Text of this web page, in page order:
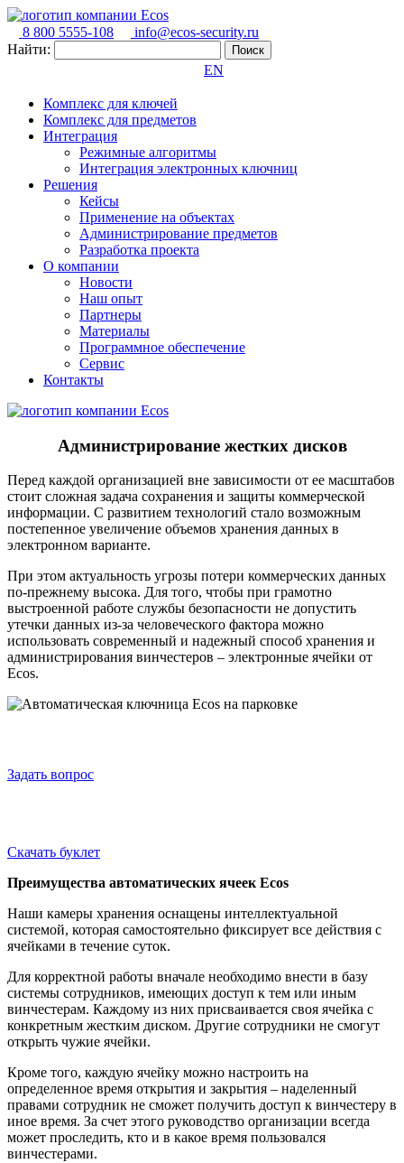
8 800 5555-108
info@ecos-security.ru
Найти:
EN
Комплекс для ключей
Комплекс для предметов
Интеграция
Режимные алгоритмы
Интеграция электронных ключниц
Решения
Кейсы
Применение на объектах
Администрирование предметов
Разработка проекта
О компании
Новости
Наш опыт
Партнеры
Материалы
Программное обеспечение
Сервис
Контакты
Администрирование жестких дисков
Перед каждой организацией вне зависимости от ее масштабов
стоит сложная задача сохранения и защиты коммерческой
информации. С развитием технологий стало возможным
постепенное увеличение объемов хранения данных в
электронном варианте.
При этом актуальность угрозы потери коммерческих данных
по-прежнему высока. Для того, чтобы при грамотно
выстроенной работе службы безопасности не допустить
утечки данных из-за человеческого фактора можно
использовать современный и надежный способ хранения и
администрирования винчестеров – электронные ячейки от
Ecos.
Задать вопрос
Скачать буклет
Преимущества автоматических ячеек Ecos
Наши камеры хранения оснащены интеллектуальной
системой, которая самостоятельно фиксирует все действия с
ячейками в течение суток.
Для корректной работы вначале необходимо внести в базу
системы сотрудников, имеющих доступ к тем или иным
винчестерам. Каждому из них присваивается своя ячейка с
конкретным жестким диском. Другие сотрудники не смогут
открыть чужие ячейки.
Кроме того, каждую ячейку можно настроить на
определенное время открытия и закрытия – наделенный
правами сотрудник не сможет получить доступ к винчестеру в
иное время. За счет этого руководство организации всегда
может проследить, кто и в какое время пользовался
винчестерами.